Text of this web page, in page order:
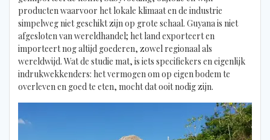
producten waarvoor het lokale klimaat en de industrie
simpelweg niet geschikt zijn op grote schaal. Guyana is niet
afgesloten van wereldhandel; het land exporteert en
importeert nog altijd goederen, zowel regionaal als
wereldwijd. Wat de studie mat, is iets specifiekers en eigenlijk
indrukwekkenders: het vermogen om op eigen bodem te
overleven en goed te eten, mocht dat ooit nodig zijn.